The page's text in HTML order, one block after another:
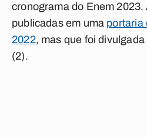
cronograma do Enem 2023.
publicadas em uma portaria
2022, mas que foi
(2).